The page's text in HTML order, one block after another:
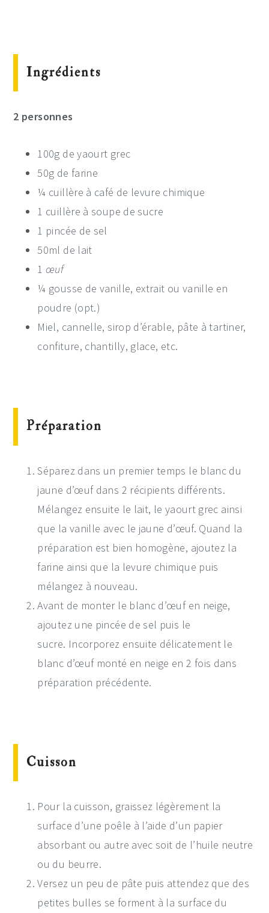
Ingrédients
2 personnes
100g de yaourt grec
50g de farine
¼ cuillère à café de levure chimique
1 cuillère à soupe de sucre
1 pincée de sel
50ml de lait
1œuf
¼ gousse de vanille, extrait ou vanille en
poudre (opt.)
Miel, cannelle, sirop d’érable, pâte à tartiner,
confiture, chantilly, glace, etc.
Préparation
Séparez dans un premier temps le blanc du
jaune d’œuf dans 2 récipients différents.
Mélangez ensuite le lait, le yaourt grec ainsi
que la vanille avec le jaune d’œuf. Quand la
préparation est bien homogène, ajoutez la
farine ainsi que la levure chimique puis
mélangez à nouveau.
Avant de monter le blanc d’œuf en neige,
ajoutez une pincée de sel puis le
sucre. Incorporez ensuite délicatement le
blanc d’œuf monté en neige en 2 fois dans
préparation précédente.
Cuisson
Pour la cuisson, graissez légèrement la
surface d’une poêle à l’aide d’un papier
absorbant ou autre avec soit de l’huile neutre
ou du beurre.
Versez un peu de pâte puis attendez que des
petites bulles se forment à la surface du